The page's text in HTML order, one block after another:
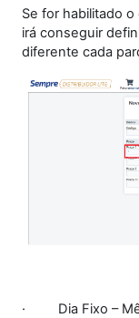
Se for habilitado o
irá conseguir
diferente cada
· Dia Fixo –